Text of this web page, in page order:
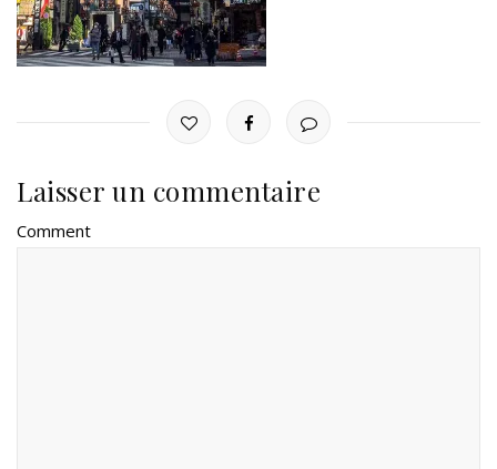
Laisser un commentaire
Comment